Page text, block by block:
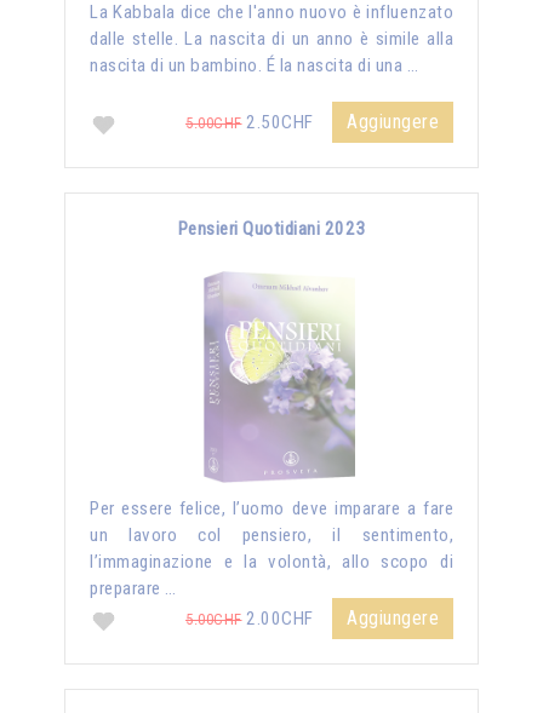
La Kabbala dice che l'anno nuovo è influenzato
dalle stelle. La nascita di un anno è simile alla
nascita di un bambino. É la nascita di una …
5.00CHF2.50CHF Aggiungere
Pensieri Quotidiani 2023
Per essere felice, l’uomo deve imparare a fare
un lavoro col pensiero, il sentimento,
l’immaginazione e la volontà, allo scopo di
preparare …
5.00CHF2.00CHF Aggiungere